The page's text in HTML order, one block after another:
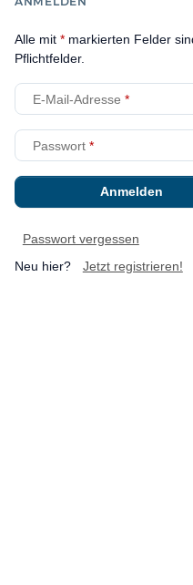
Alle mit * markierten Felder
Pflichtfelder.
E-Mail-Adresse
Passwort
Anmelden
Passwort vergessen
Neu hier?
Jetzt registrieren!